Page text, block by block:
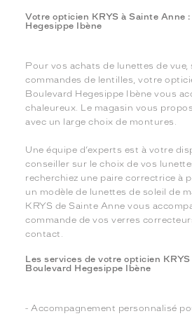
Votre opticien KRYS à Sainte Anne
Hegesippe Ibène
Pour vos achats de lunettes de vue,
commandes de lentilles, votre
Boulevard Hegesippe Ibène vous
chaleureux. Le magasin vous
avec un large choix de montures.
Une équipe d’experts est à votre
conseiller sur le choix de vos
recherchiez une paire correctrice à
un modèle de lunettes de soleil de
KRYS de Sainte Anne vous
commande de vos verres
contact.
Les services de votre opticien
Boulevard Hegesippe Ibène
- Accompagnement personnalisé